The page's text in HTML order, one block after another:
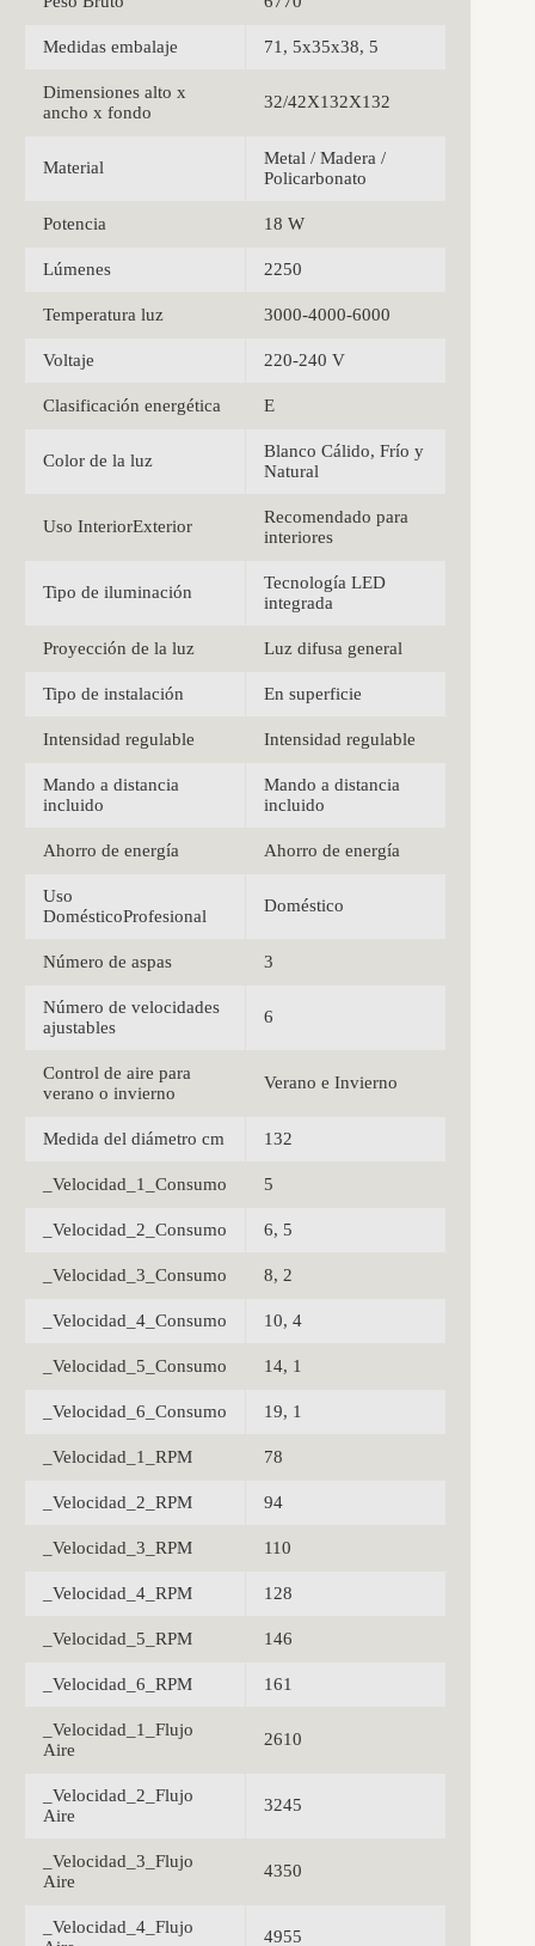
Medidas embalaje 71, 5x35x38, 5
Dimensiones alto x
ancho x fondo
32/42X132X132
Material
Metal / Madera /
Policarbonato
Potencia 18 W
Lúmenes 2250
Temperatura luz 3000-4000-6000
Voltaje 220-240 V
Clasificación energética E
Color de la luz
Blanco Cálido, Frío y
Natural
Uso InteriorExterior
Recomendado para
interiores
Tipo de iluminación
Tecnología LED
integrada
Proyección de la luz Luz difusa general
Tipo de instalación En superficie
Intensidad regulable Intensidad regulable
Mando a distancia
incluido
Mando a distancia
incluido
Ahorro de energía Ahorro de energía
Uso
DomésticoProfesional
Doméstico
Número de aspas 3
Número de velocidades
ajustables
6
Control de aire para
verano o invierno
Verano e Invierno
Medida del diámetro cm 132
_Velocidad_1_Consumo 5
_Velocidad_2_Consumo 6, 5
_Velocidad_3_Consumo 8, 2
_Velocidad_4_Consumo 10, 4
_Velocidad_5_Consumo 14, 1
_Velocidad_6_Consumo 19, 1
_Velocidad_1_RPM 78
_Velocidad_2_RPM 94
_Velocidad_3_RPM 110
_Velocidad_4_RPM 128
_Velocidad_5_RPM 146
_Velocidad_6_RPM 161
_Velocidad_1_Flujo
Aire
2610
_Velocidad_2_Flujo
Aire
3245
_Velocidad_3_Flujo
Aire
4350
_Velocidad_4_Flujo
4955